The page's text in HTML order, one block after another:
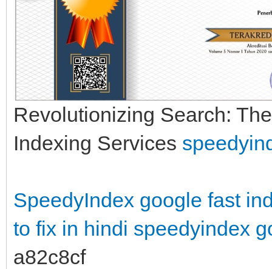
Revolutionizing Search:
Indexing Services
SpeedyIndex google fast
to fix in hindi speedyindex
a82c8cf